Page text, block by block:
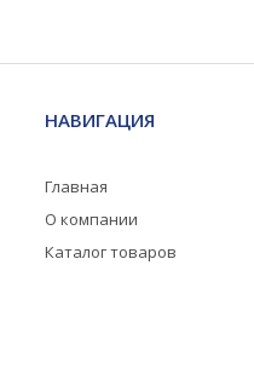
НАВИГАЦИЯ
Главная
О компании
Каталог товаров